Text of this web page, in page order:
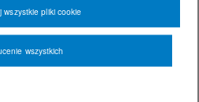
wszystkich
wszystkie pliki cookie